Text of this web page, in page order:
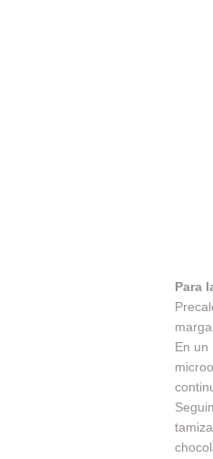
Para
En un